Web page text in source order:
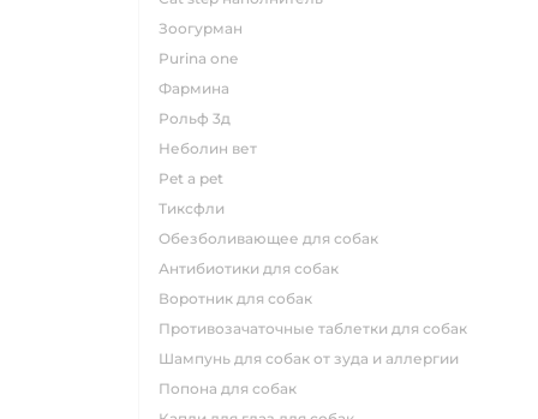
зоогурман
purina one
фармина
рольф 3д
неболин вет
pet a pet
тиксфли
обезболивающее для собак
антибиотики для собак
воротник для собак
противозачаточные таблетки для собак
шампунь для собак от зуда и аллергии
попона для собак